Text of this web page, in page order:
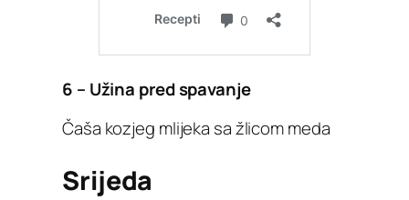
6 – Užina pred spavanje
Čaša kozjeg mlijeka sa žlicom meda
Srijeda